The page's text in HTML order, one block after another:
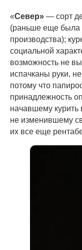
«Север» — сорт
(раньше еще была
производства);
социальной
возможность не
испачканы руки,
потому что
принадлежность
начавшему
не изменившему
их все еще